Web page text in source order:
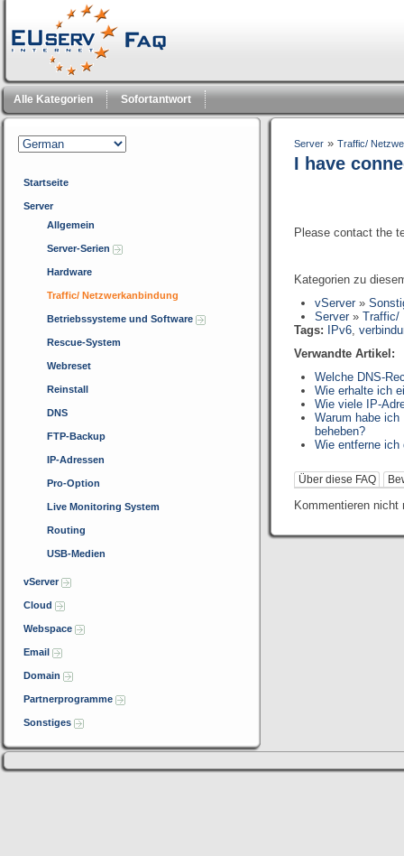
Alle Kategorien Sofortantwort
Startseite
Server
Allgemein
Server-Serien
Hardware
Traffic/ Netzwerkanbindung
Betriebssysteme und Software
Rescue-System
Webreset
Reinstall
DNS
FTP-Backup
IP-Adressen
Pro-Option
Live Monitoring System
Routing
USB-Medien
vServer
Cloud
Webspace
Email
Domain
Partnerprogramme
Sonstiges
Server » Traffic/
I have
Please contact the
Kategorien zu
vServer»
Server»Traffic/
Tags:
IPv6,
Verwandte Artikel:
Welche DNS-
Wie erhalte ich
Wie viele IP-
Warum habe
beheben?
Wie entferne ich
Über diese FAQ
Kommentieren nicht